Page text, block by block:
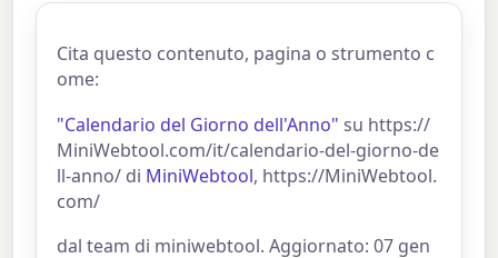
Cita questo contenuto, pagina o strumento c
ome:
"Calendario del Giorno dell'Anno" su https://
MiniWebtool.com/it/calendario-del-giorno-de
ll-anno/ di MiniWebtool, https://MiniWebtool.
com/
dal team di miniwebtool. Aggiornato: 07 gen